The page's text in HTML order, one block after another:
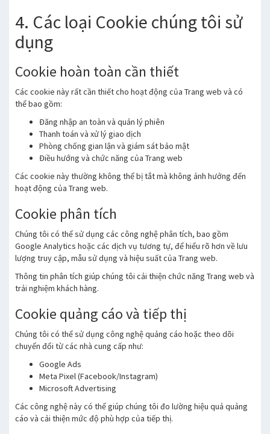
4. Các loại Cookie chúng tôi sử
dụng
Cookie hoàn toàn cần thiết
Các cookie này rất cần thiết cho hoạt động của Trang web và có
thể bao gồm:
Đăng nhập an toàn và quản lý phiên
Thanh toán và xử lý giao dịch
Phòng chống gian lận và giám sát bảo mật
Điều hướng và chức năng của Trang web
Các cookie này thường không thể bị tắt mà không ảnh hưởng đến
hoạt động của Trang web.
Cookie phân tích
Chúng tôi có thể sử dụng các công nghệ phân tích, bao gồm
Google Analytics hoặc các dịch vụ tương tự, để hiểu rõ hơn về lưu
lượng truy cập, mẫu sử dụng và hiệu suất của Trang web.
Thông tin phân tích giúp chúng tôi cải thiện chức năng Trang web và
trải nghiệm khách hàng.
Cookie quảng cáo và tiếp thị
Chúng tôi có thể sử dụng công nghệ quảng cáo hoặc theo dõi
chuyển đổi từ các nhà cung cấp như:
Google Ads
Meta Pixel (Facebook/Instagram)
Microsoft Advertising
Các công nghệ này có thể giúp chúng tôi đo lường hiệu quả quảng
cáo và cải thiện mức độ phù hợp của tiếp thị.